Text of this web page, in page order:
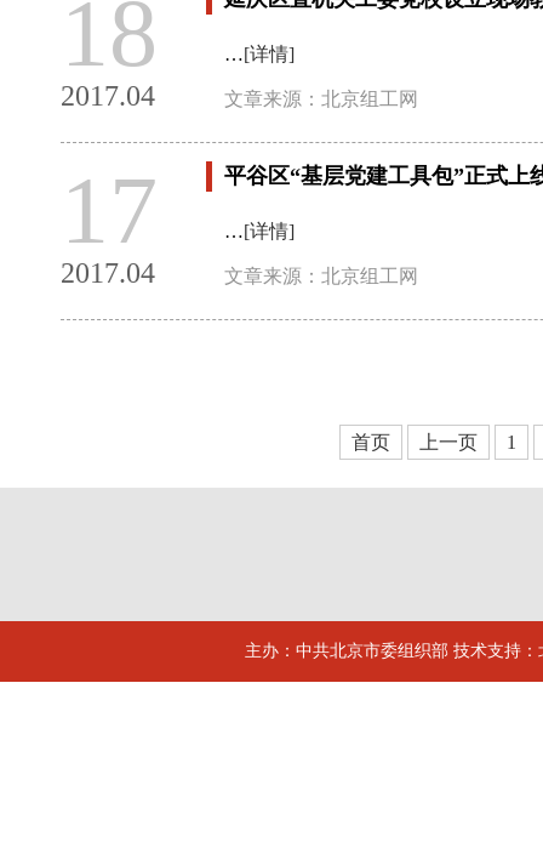
18
2017.04
…[详情]
文章来源：北京组工网
17
2017.04
平谷区“基层党建工具包”正式上
…[详情]
文章来源：北京组工网
首页 上一页 1
主办：中共北京市委组织部 技术支持